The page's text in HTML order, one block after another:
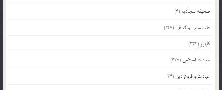
صحیفه سجادیه (4)
طب سنتی و گیاهی (147)
ظهور (334)
عبادات اسلامی (627)
عبادات و فروع دین (34)